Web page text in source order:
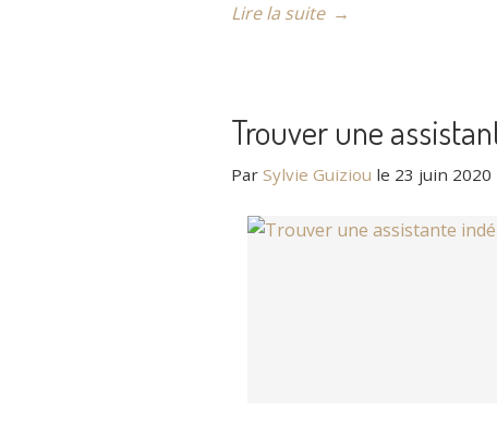
Lire la suite →
Trouver une
Par Sylvie Guiziou le 23 juin 2020